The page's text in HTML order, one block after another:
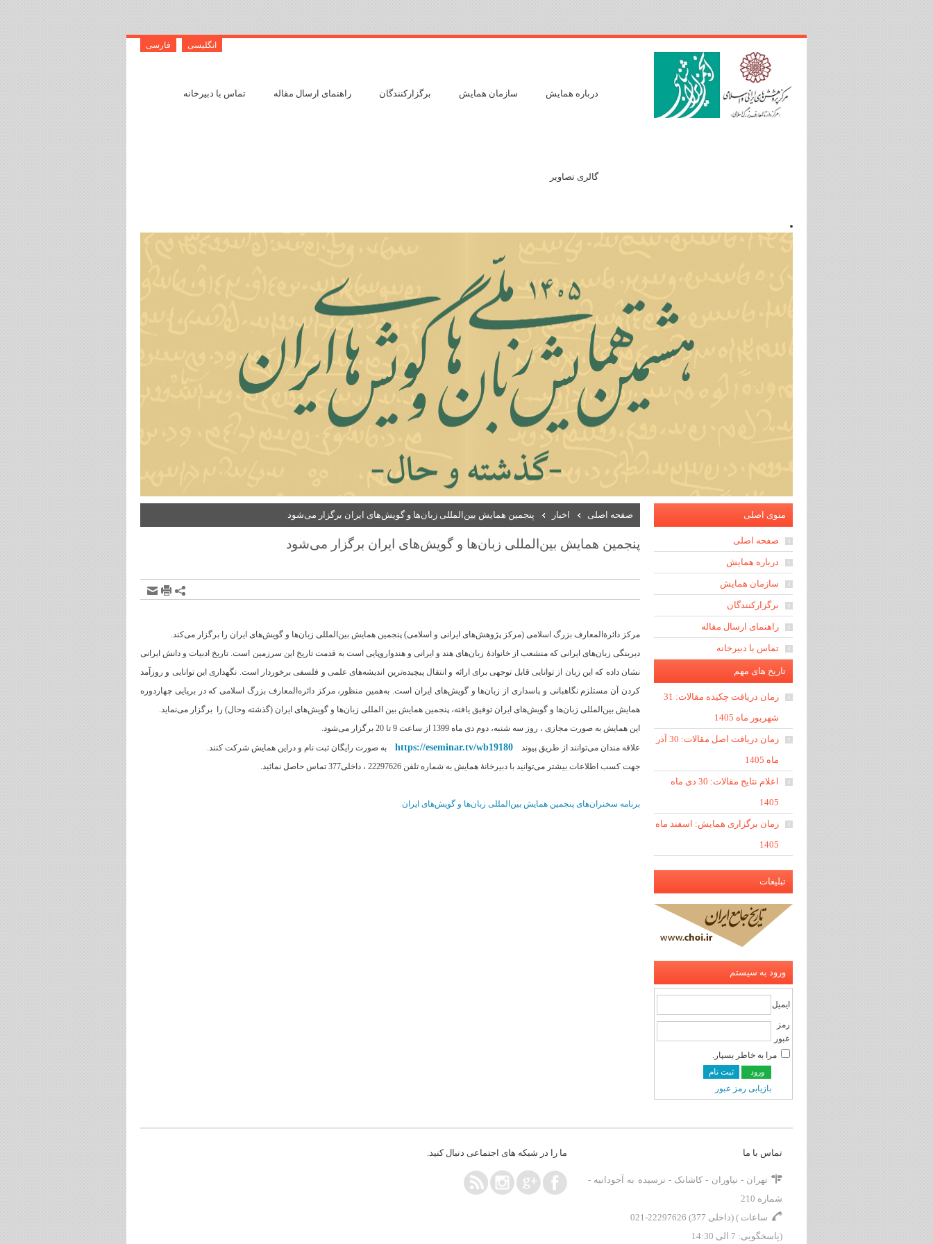
انگلیسی فارسی
درباره همایش سازمان همایش برگزارکنندگان راهنمای ارسال مقاله تماس با دبیرخانه
گالری تصاویر
منوی اصلی
صفحه اصلی
درباره همایش
سازمان همایش
برگزارکنندگان
راهنمای ارسال مقاله
تماس با دبیرخانه
تاریخ های مهم
زمان دریافت چکیده مقالات: 31
شهریور ماه 1405
زمان دریافت اصل مقالات: 30 آذر
ماه 1405
اعلام نتایج مقالات: 30 دی ماه
1405
زمان برگزاری همایش: اسفند ماه
1405
تبلیغات
ورود به سیستم
ایمیل
رمز
عبور
مرا به خاطر بسپار.
ثبت نام
بازیابی رمز عبور
صفحه اصلی اخبار پنجمین همایش بین‌المللی زبان‌ها و گویش‌های ایران برگزار می‌شود
پنجمین همایش بین‌المللی زبان‌ها و گویش‌های ایران برگزار می‌شود
مرکز دائرةالمعارف بزرگ اسلامی (مرکز پژوهش‌های ایرانی و اسلامی) پنجمین همایش بین‌المللی زبان‌ها و گویش‌های ایران را برگزار می‌کند.
دیرینگی زبان‌های ایرانی که منشعب از خانوادۀ زبان‌های هند‌ و‌ ایرانی و هند‌و‌اروپایی است به قدمت تاریخ این سرزمین است. تاریخ ادبیات و دانش ایرانی
نشان داده که این زبان از توانایی قابل توجهی برای ارائه و انتقال پیچیده‌ترین اندیشه‌های علمی و فلسفی برخوردار است. نگهداری این توانایی و روزآمد
کردن آن مستلزم نگاهبانی و پاسداری از زبان‌ها و گویش‌های ایران است. به‌همین منظور، مرکز دائره‌المعارف بزرگ اسلامی که در برپایی چهاردوره
همایش بین‌المللی زبان‌ها و گویش‌های ایران توفیق یافته، پنجمین همایش بین المللی زبان‌ها و گویش‌های ایران (گذشته وحال) را برگزار می‌نماید.
این همایش به صورت مجازی ، روز سه شنبه، دوم دی ماه 1399 از ساعت 9 تا 20 برگزار می‌شود.
علاقه مندان می‌توانند از طریق پیوند
https://eseminar.tv/wb19180 به صورت رایگان ثبت نام و دراین همایش شرکت کنند.
جهت کسب اطلاعات بیشتر می‌توانید با دبیرخانۀ همایش به شماره تلفن 22297626 ، داخلی377 تماس حاصل نمائید.
برنامه سخنرانهای پنجمین همایش بین المللی زبانها و گویشهای ایران
تماس با ما
تهران - نیاوران - کاشانک - نرسیده به آجودانیه -
شماره 210
021-22297626 (داخلی 377) ( ساعات
پاسخگویی: 7 الی 14:30)
ما را در شبکه های اجتماعی دنبال کنید.